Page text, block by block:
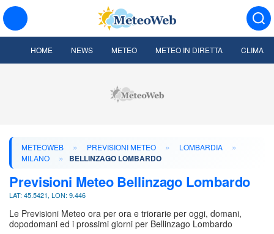
HOME NEWS METEO METEO IN DIRETTA CLIMA
METEOWEB » PREVISIONI METEO » LOMBARDIA »
MILANO » BELLINZAGO LOMBARDO
Previsioni Meteo Bellinzago Lombardo
LAT: 45.5421, LON: 9.446
Le Previsioni Meteo ora per ora e triorarie per oggi, domani,
dopodomani ed i prossimi giorni per Bellinzago Lombardo